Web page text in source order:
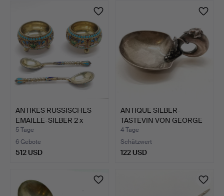
Valuers
ANTIKES RUSSISCHES
EMAILLE-SILBER 2 x
SCHA…
5 Tage
6 Gebote
512 USD
ANTIQUE SILBER-
TASTEVIN VON GEORGE
UNITE.
4 Tage
Schätzwert
122 USD